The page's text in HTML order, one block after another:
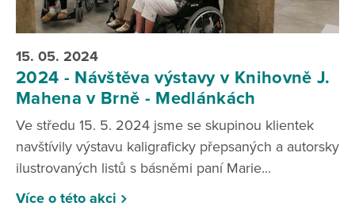
15. 05. 2024
2024 - Návštěva výstavy v Knihovně J.
Mahena v Brně - Medlánkách
Ve středu 15. 5. 2024 jsme se skupinou klientek
navštívily výstavu kaligraficky přepsaných a autorsky
ilustrovaných listů s básněmi paní Marie...
Více o této akci